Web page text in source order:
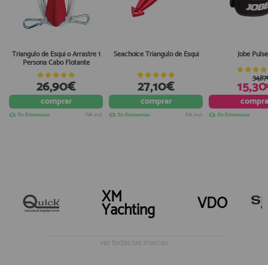
Triangulo de Esqui o Arrastre 1
Persona Cabo Flotante
26,90€
comprar
En Existencias IVA incl.
Seachoice Triangulo de Esqui
27,10€
comprar
En Existencias IVA incl.
Jobe
En Existencias
XM
Yachting VDO
ver todas las marcas